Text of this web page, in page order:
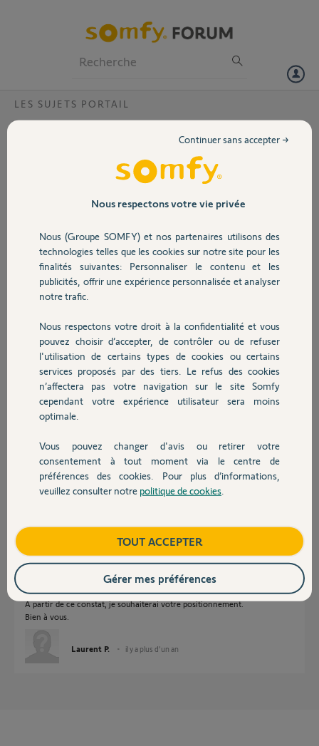
Volet
Sécurité
Domotique
Chauffage
Autres produits
Devis avec un pro
Contact
LES SUJETS PORTAIL
Evolvia Star - Portail Battant - Pièces
Bonjour et Meilleurs Vœux à Toutes et Tous.
Je reviens vers vous car à l'installation par un professionnel de la
motorisation de mon portail, je m'aperçois qu'il manque 1 clé de
(Repère Documentation Somfy).
Merci d'avance et à Bientôt.
il y a plus d'un an
Participer au fil de discussion
Réponses
Il faudra voir avec ce Pro qui est le seul en charge de votre SAV.
Bonsoir,
Merci de votre réponse.
Je n'ai heureusement plus de contact avec ce "pro".
A partir de ce constat, je souhaiterai votre positionnement.
Bien à vous.
Laurent P. il y a plus d'un an
Nous respectons votre vie privée
Nous (Groupe SOMFY) et nos partenaires utilisons des
technologies telles que les cookies sur notre site pour les
finalités suivantes: Personnaliser le contenu et les
publicités, offrir une expérience personnalisée et analyser
notre trafic.
Nous respectons votre droit à la confidentialité et vous
pouvez choisir d’accepter, de contrôler ou de refuser
l'utilisation de certains types de cookies ou certains
services proposés par des tiers. Le refus des cookies
n’affectera pas votre navigation sur le site Somfy
cependant votre expérience utilisateur sera moins
optimale.
Vous pouvez changer d'avis ou retirer votre
consentement à tout moment via le centre de
préférences des cookies. Pour plus d’informations,
veuillez consulter notre politique de cookies
Continuer sans accepter →
TOUT ACCEPTER
Gérer mes préférences